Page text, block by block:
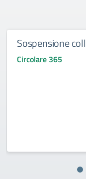
Sospensione
Circolare 365